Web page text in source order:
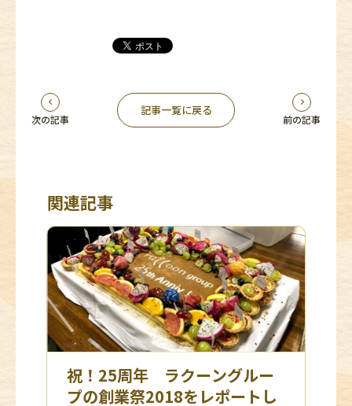
次の記事
記事一覧に戻る
前の記事
関連記事
祝！25周年 ラクーングルー
プの創業祭2018をレポートし